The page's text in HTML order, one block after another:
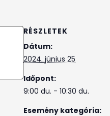
RÉSZLETEK
Dátum:
2024. június 25
Időpont:
9:00 du. - 10:30 du.
Esemény kategória: